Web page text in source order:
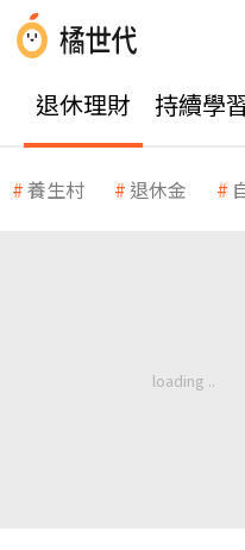
退休理財 持續學
養生村 退休金